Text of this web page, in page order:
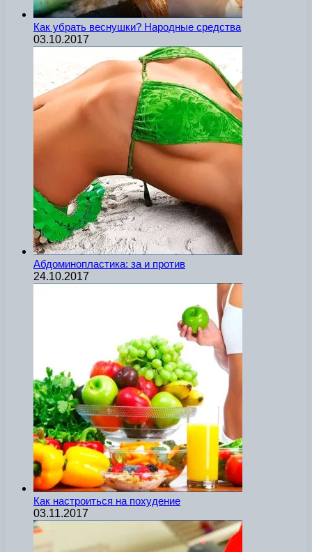
Как убрать веснушки? Народные средства
03.10.2017
Абдоминопластика: за и против
24.10.2017
Как настроиться на похудение
03.11.2017